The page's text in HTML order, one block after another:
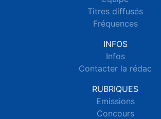
Titres diffusés
Fréquences
INFOS
Infos
Contacter la rédac
RUBRIQUES
Emissions
Concours